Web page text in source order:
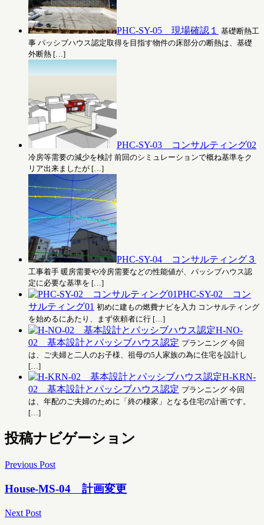
PHC-SY-05 現場確認１
基礎断熱工
事 パッシブハウス認定取得を目指す物件の床部分の断熱は、基礎
外断熱 […]
PHC-SY-03 コンサルティング02
冷房等需要の減少を検討 前回のシミュレーションで概ね基準をク
リア出来ましたが […]
PHC-SY-04 コンサルティング３
工事着手 暖房需要や冷房需要などの性能値が、パッシブハウス認
定に必要な基準を […]
PHC-SY-02 コン
サルティング01 初めに建もの燃費ナビを入力 コンサルティング
を始めるにあたり、まず依頼者に行 […]
H-NO-
02 基本設計とパッシブハウス認定 プランニング 今回
は、ご夫婦と二人のお子様、祖母の5人家族の為に住宅を設計し
[…]
H-KRN-
02 基本設計とパッシブハウス認定 プランニング 今回
は、年配のご夫婦のために「終の棲家」となる住宅の計画です。
[…]
投稿ナビゲーション
Previous Post
House-MS-04 計画変更
Next Post